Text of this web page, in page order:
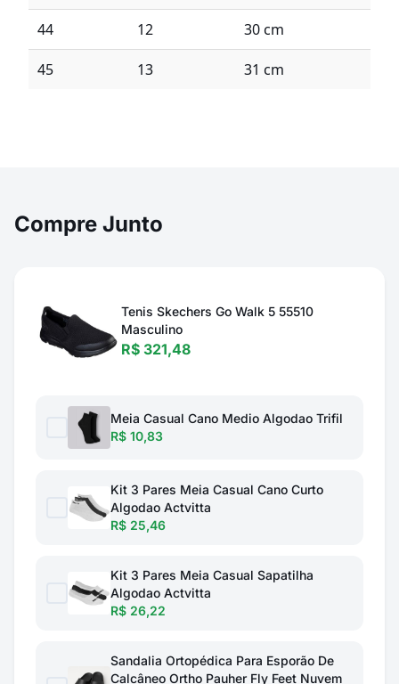
44 12 30 cm
45 13 31 cm
Compre Junto
Tenis Skechers Go Walk 5 55510
Masculino
R$ 321,48
Meia Casual Cano Medio Algodao Trifil
R$ 10,83
Kit 3 Pares Meia Casual Cano Curto
Algodao Actvitta
R$ 25,46
Kit 3 Pares Meia Casual Sapatilha
Algodao Actvitta
R$ 26,22
Sandalia Ortopédica Para Esporão De
Calcâneo Ortho Pauher Fly Feet Nuvem